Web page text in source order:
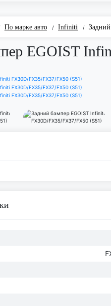
По марке авто / Infiniti /
EGOIST